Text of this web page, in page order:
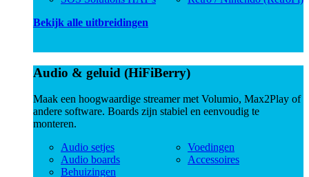
Bekijk alle uitbreidingen
Audio & geluid (HiFiBerry)
Maak een hoogwaardige streamer met Volumio, Max2Play of
andere software. Boards zijn stabiel en eenvoudig te
monteren.
Audio setjes
Audio boards
Behuizingen
Voedingen
Accessoires